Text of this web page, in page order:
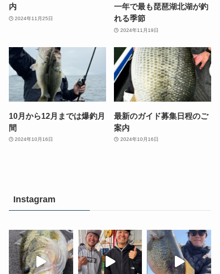
内
2024年11月25日
一年で最も琵琶湖北湖が釣
れる季節
2024年11月19日
10月から12月までは爆釣月
間
2024年10月16日
最新のガイド募集日程のご
案内
2024年10月16日
Instagram